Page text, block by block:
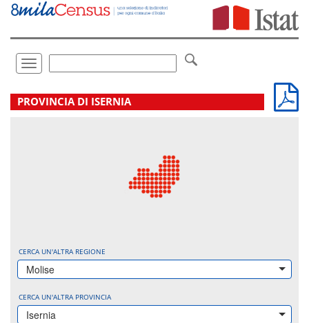
Vai
direttamente
Toggle
navigation
.
PROVINCIA DI ISERNIA
CERCA UN'ALTRA REGIONE
Molise
CERCA UN'ALTRA PROVINCIA
Isernia